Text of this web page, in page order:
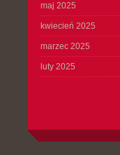
maj 2025
kwiecień 2025
marzec 2025
luty 2025